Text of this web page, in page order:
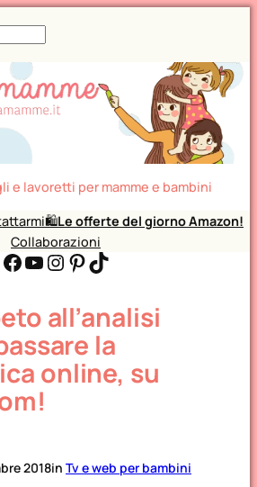
e lavoretti per mamme e bambini
🛍️Le offerte del giorno Amazon!
Collaborazioni
Facebook YouTube Instagram Pinterest TikTok
all’analisi
la
online, su
2018in Tv e web per bambini